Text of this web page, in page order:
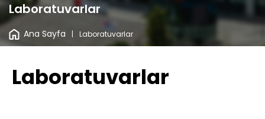
Laboratuvarlar
Ana Sayfa | Laboratuvarlar
Laboratuvarlar